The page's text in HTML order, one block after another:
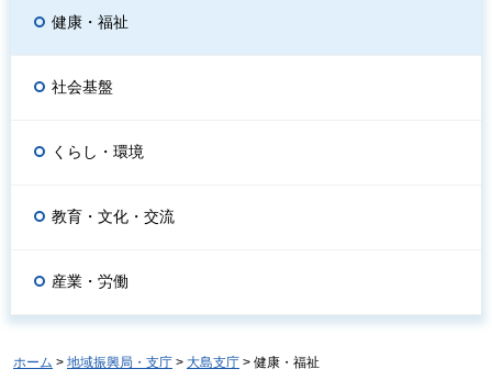
健康・福祉
社会基盤
くらし・環境
教育・文化・交流
産業・労働
ホーム > 地域振興局・支庁 > 大島支庁 > 健康・福祉